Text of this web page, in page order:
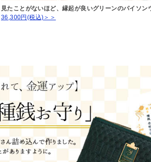
見たことがないほど、縁起が良いグリーンのパイソン
36,300円(税込)＞＞